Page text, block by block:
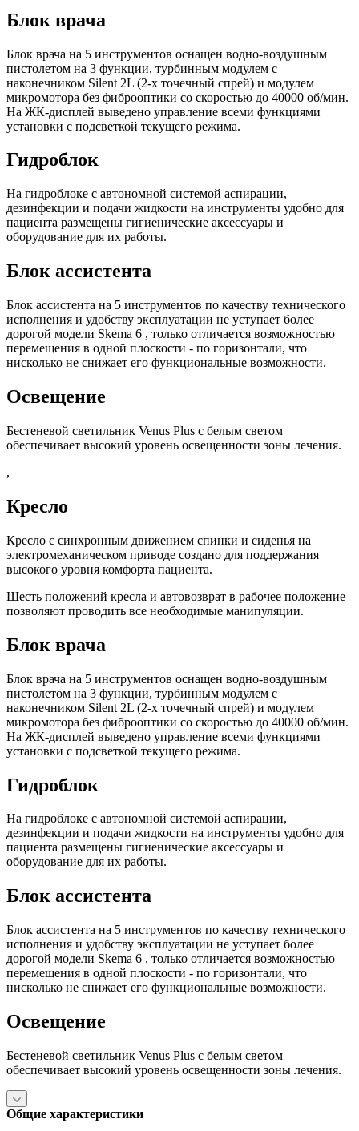
Блок врача
Блок врача на 5 инструментов оснащен водно-воздушным
пистолетом на 3 функции, турбинным модулем с
наконечником Silent 2L (2-х точечный спрей) и модулем
микромотора без фиброоптики со скоростью до 40000 об/мин.
На ЖК-дисплей выведено управление всеми функциями
установки с подсветкой текущего режима.
Гидроблок
На гидроблоке с автономной системой аспирации,
дезинфекции и подачи жидкости на инструменты удобно для
пациента размещены гигиенические аксессуары и
оборудование для их работы.
Блок ассистента
Блок ассистента на 5 инструментов по качеству технического
исполнения и удобству эксплуатации не уступает более
дорогой модели Skema 6 , только отличается возможностью
перемещения в одной плоскости - по горизонтали, что
нисколько не снижает его функциональные возможности.
Освещение
Бестеневой светильник Venus Plus с белым светом
обеспечивает высокий уровень освещенности зоны лечения.
,
Кресло
Кресло с синхронным движением спинки и сиденья на
электромеханическом приводе создано для поддержания
высокого уровня комфорта пациента.
Шесть положений кресла и автовозврат в рабочее положение
позволяют проводить все необходимые манипуляции.
Блок врача
Блок врача на 5 инструментов оснащен водно-воздушным
пистолетом на 3 функции, турбинным модулем с
наконечником Silent 2L (2-х точечный спрей) и модулем
микромотора без фиброоптики со скоростью до 40000 об/мин.
На ЖК-дисплей выведено управление всеми функциями
установки с подсветкой текущего режима.
Гидроблок
На гидроблоке с автономной системой аспирации,
дезинфекции и подачи жидкости на инструменты удобно для
пациента размещены гигиенические аксессуары и
оборудование для их работы.
Блок ассистента
Блок ассистента на 5 инструментов по качеству технического
исполнения и удобству эксплуатации не уступает более
дорогой модели Skema 6 , только отличается возможностью
перемещения в одной плоскости - по горизонтали, что
нисколько не снижает его функциональные возможности.
Освещение
Бестеневой светильник Venus Plus с белым светом
обеспечивает высокий уровень освещенности зоны лечения.
Общие характеристики